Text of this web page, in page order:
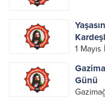
1
olduğu
aldık....
Günü